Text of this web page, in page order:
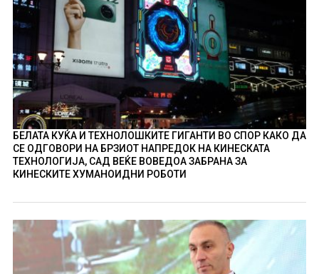
БЕЛАТА КУЌА И ТЕХНОЛОШКИТЕ ГИГАНТИ ВО СПОР КАКО ДА
СЕ ОДГОВОРИ НА БРЗИОТ НАПРЕДОК НА КИНЕСКАТА
ТЕХНОЛОГИЈА, САД ВЕЌЕ ВОВЕДОА ЗАБРАНА ЗА
КИНЕСКИТЕ ХУМАНОИДНИ РОБОТИ